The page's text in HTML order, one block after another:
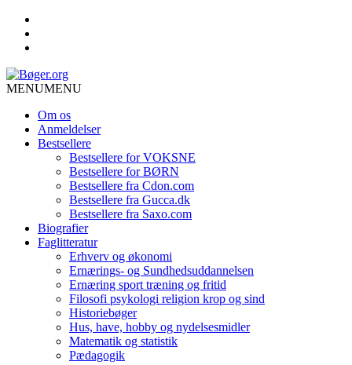
MENUMENU
Om os
Anmeldelser
Bestsellere
Bestsellere for VOKSNE
Bestsellere for BØRN
Bestsellere fra Cdon.com
Bestsellere fra Gucca.dk
Bestsellere fra Saxo.com
Biografier
Faglitteratur
Erhverv og økonomi
Ernærings- og Sundhedsuddannelsen
Ernæring sport træning og fritid
Filosofi psykologi religion krop og sind
Historiebøger
Hus, have, hobby og nydelsesmidler
Matematik og statistik
Pædagogik